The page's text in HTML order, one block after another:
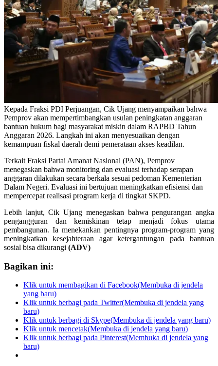
Kepada Fraksi PDI Perjuangan, Cik Ujang menyampaikan bahwa
Pemprov akan mempertimbangkan usulan peningkatan anggaran
bantuan hukum bagi masyarakat miskin dalam RAPBD Tahun
Anggaran 2026. Langkah ini akan menyesuaikan dengan
kemampuan fiskal daerah demi pemerataan akses keadilan.
Terkait Fraksi Partai Amanat Nasional (PAN), Pemprov
menegaskan bahwa monitoring dan evaluasi terhadap serapan
anggaran dilakukan secara berkala sesuai pedoman Kementerian
Dalam Negeri. Evaluasi ini bertujuan meningkatkan efisiensi dan
mempercepat realisasi program kerja di tingkat SKPD.
Lebih lanjut, Cik Ujang menegaskan bahwa pengurangan angka
pengangguran dan kemiskinan tetap menjadi fokus utama
pembangunan. Ia menekankan pentingnya program-program yang
meningkatkan kesejahteraan agar ketergantungan pada bantuan
sosial bisa dikurangi (ADV)
Bagikan ini:
Klik untuk membagikan di Facebook(Membuka di jendela
yang baru)
Klik untuk berbagi pada Twitter(Membuka di jendela yang
baru)
Klik untuk berbagi di Skype(Membuka di jendela yang baru)
Klik untuk mencetak(Membuka di jendela yang baru)
Klik untuk berbagi pada Pinterest(Membuka di jendela yang
baru)